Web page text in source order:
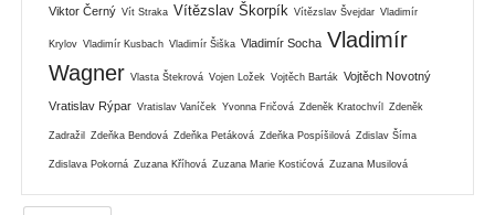
Viktor Černý Vít Straka Vítězslav Škorpík Vítězslav Švejdar Vladimír
Krylov Vladimír Kusbach Vladimír Šiška Vladimír Socha Vladimír
Wagner Vlasta Štekrová Vojen Ložek Vojtěch Barták Vojtěch Novotný
Vratislav Rýpar Vratislav Vaníček Yvonna Fričová Zdeněk Kratochvíl Zdeněk
Zadražil Zdeňka Bendová Zdeňka Petáková Zdeňka Pospíšilová Zdislav Šíma
Zdislava Pokorná Zuzana Kříhová Zuzana Marie Kostićová Zuzana Musilová